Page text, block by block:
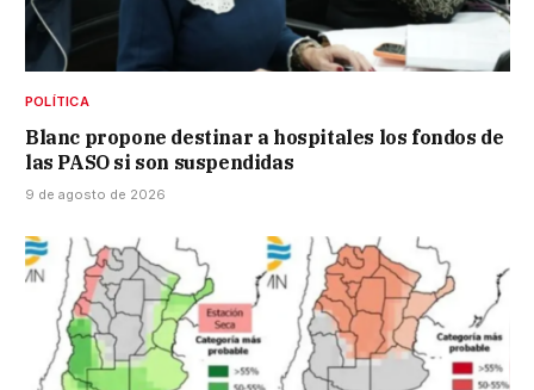
POLÍTICA
Blanc propone destinar a hospitales los fondos de
las PASO si son suspendidas
9 de agosto de 2026